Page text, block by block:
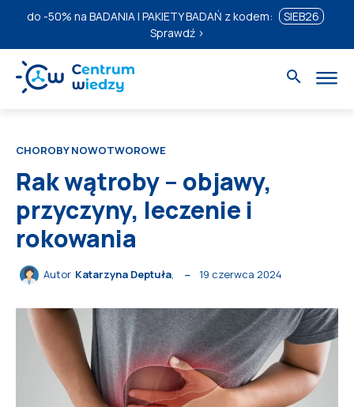
do -50% na BADANIA I PAKIETY BADAŃ z kodem:
SIEB26
Sprawdź ›
CHOROBY NOWOTWOROWE
Rak wątroby – objawy,
przyczyny, leczenie i
rokowania
Autor Katarzyna Deptuła, 19 czerwca 2024